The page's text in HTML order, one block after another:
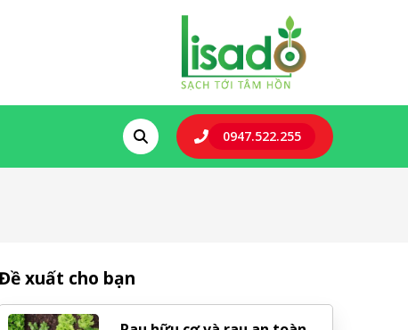
0947.522.255
xuất cho bạn